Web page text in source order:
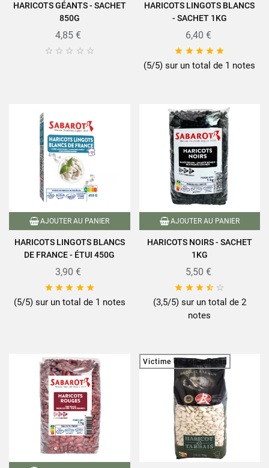
HARICOTS GÉANTS - SACHET
850G
4,85 €
    
HARICOTS LINGOTS BLANCS
- SACHET 1KG
6,40 €
    
(5/5) sur un total de 1 notes
AJOUTER AU PANIER
HARICOTS LINGOTS BLANCS
DE FRANCE - ÉTUI 450G
3,90 €
    
(5/5) sur un total de 1 notes
AJOUTER AU PANIER
HARICOTS NOIRS - SACHET
1KG
5,50 €
    
(3,5/5) sur un total de 2
notes
Victime de son succès